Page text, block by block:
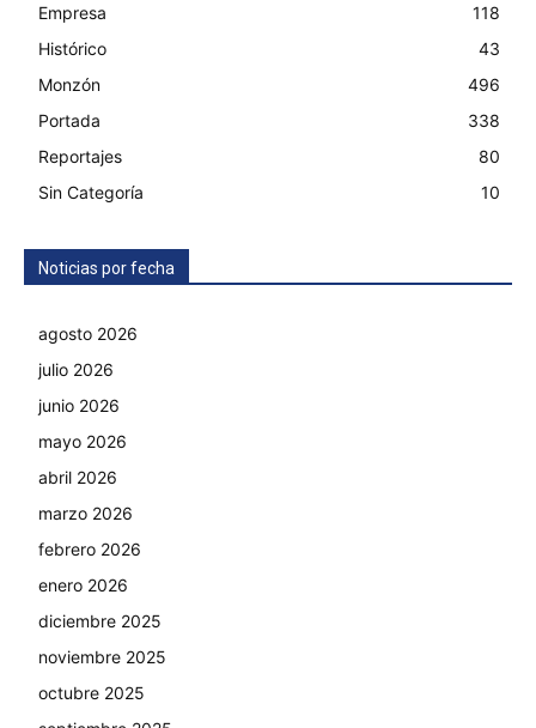
Empresa
118
Histórico
43
Monzón
496
Portada
338
Reportajes
80
Sin Categoría
10
Noticias por fecha
agosto 2026
julio 2026
junio 2026
mayo 2026
abril 2026
marzo 2026
febrero 2026
enero 2026
diciembre 2025
noviembre 2025
octubre 2025